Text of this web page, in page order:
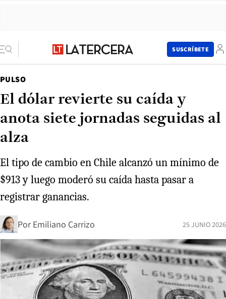
SUSCRÍBETE
PULSO
El dólar revierte su caída y
anota siete jornadas seguidas al
alza
El tipo de cambio en Chile alcanzó un mínimo de
$913 y luego moderó su caída hasta pasar a
registrar ganancias.
Por Emiliano Carrizo 25 JUNIO 2026